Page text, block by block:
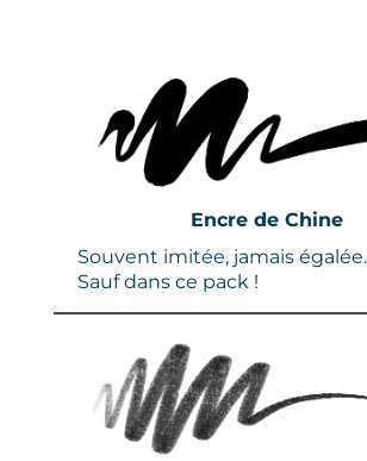
Encre de Chine
Souvent imitée, jamais
Sauf dans ce pack !